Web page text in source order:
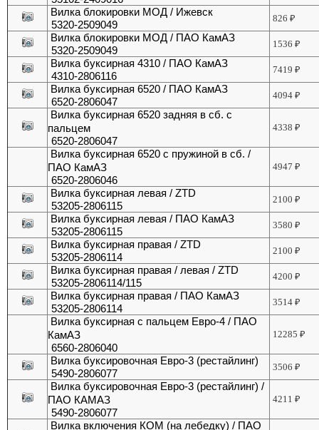
Вилка блокировки МОД / Ижевск
5320-2509049
826₽
Вилка блокировки МОД / ПАО КамАЗ
5320-2509049
1536₽
Вилка буксирная 4310 / ПАО КамАЗ
4310-2806116
7419₽
Вилка буксирная 6520 / ПАО КамАЗ
6520-2806047
4094₽
Вилка буксирная 6520 задняя в сб. с
пальцем
6520-2806047
4338₽
Вилка буксирная 6520 с пружиной в сб. /
ПАО КамАЗ
6520-2806046
4947₽
Вилка буксирная левая / ZTD
53205-2806115
2100₽
Вилка буксирная левая / ПАО КамАЗ
53205-2806115
3580₽
Вилка буксирная правая / ZTD
53205-2806114
2100₽
Вилка буксирная правая / левая / ZTD
53205-2806114/115
4200₽
Вилка буксирная правая / ПАО КамАЗ
53205-2806114
3514₽
Вилка буксирная с пальцем Евро-4 / ПАО
КамАЗ
6560-2806040
12285₽
Вилка буксировочная Евро-3 (рестайлинг)
5490-2806077
3506₽
Вилка буксировочная Евро-3 (рестайлинг) /
ПАО КАМАЗ
5490-2806077
4211₽
Вилка включения КОМ (на лебедку) / ПАО